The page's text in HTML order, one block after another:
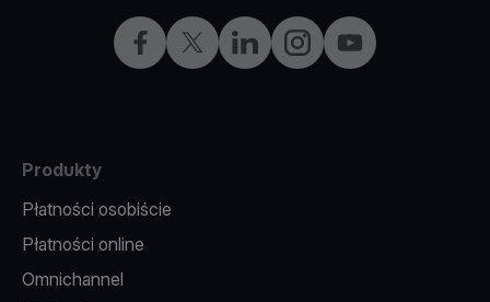
Facebook
X LinkedInInstagramYouTube
Produkty
Płatności osobiście
Płatności online
Omnichannel